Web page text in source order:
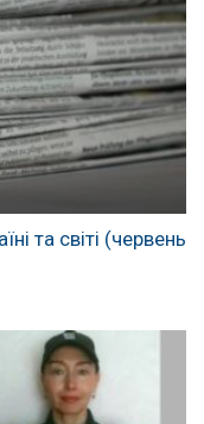
та світі (червень